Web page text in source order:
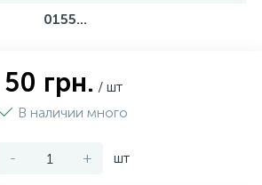
0155...
50 грн. / шт
В наличии много
- + шт